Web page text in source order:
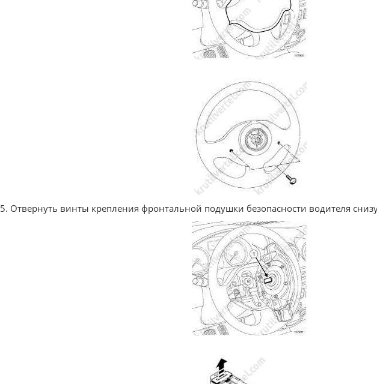
5. Отвернуть винты крепления фронтальной подушки безопасности водителя